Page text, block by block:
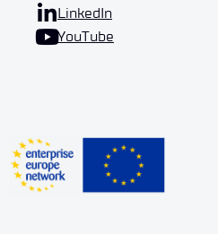
LinkedIn
YouTube